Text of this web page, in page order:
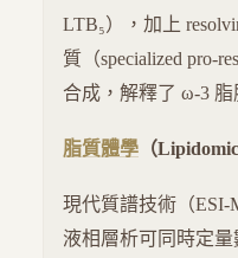
LTB₅），加上
質（specialized pro-
合成，解釋了 ω-3 脂
脂質體學 （
現代質譜技術（ESI-
液相層析可同時定量